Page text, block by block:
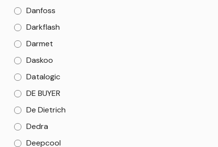
Danfoss
Darkflash
Darmet
Daskoo
Datalogic
DE BUYER
De Dietrich
Dedra
Deepcool